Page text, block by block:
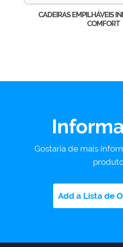
CADEIRAS EMPILHÁVEIS
COMFORT
Gostaria de mais
Add a Lista de